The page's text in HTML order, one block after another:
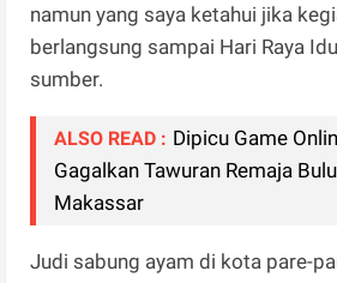
namun yang saya ketahui jika
berlangsung sampai Hari Raya
sumber.
ALSO READ : Dipicu Game
Gagalkan Tawuran Remaja
Makassar
Judi sabung ayam di kota pare-